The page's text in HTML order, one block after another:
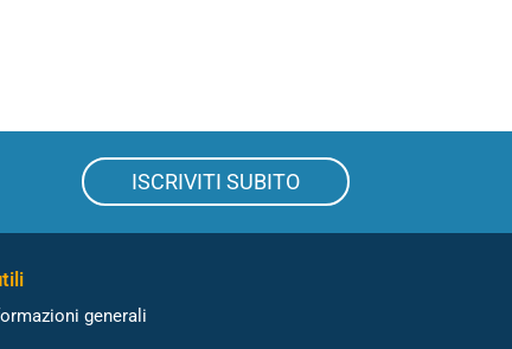
ISCRIVITI SUBITO
generali